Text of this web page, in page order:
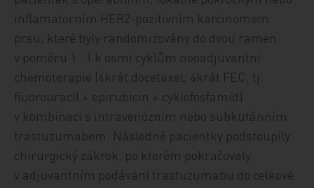
inflamatorním HER2-pozitivním karcinomem
prsu, které byly randomizovány do dvou ramen
v poměru 1 : 1 k osmi cyklům neoadjuvantní
chemoterapie (4krát docetaxel, 4krát FEC, tj.
fluorouracil + epirubicin + cyklofosfamid)
v kombinaci s intravenózním nebo subkutánním
trastuzumabem. Následně pacientky podstoupily
chirurgický zákrok, po kterém pokračovaly
v adjuvantním podávání trastuzumabu do celkové